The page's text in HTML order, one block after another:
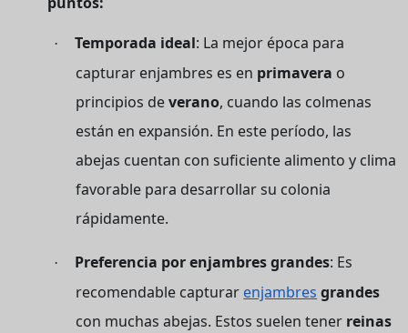
· Temporada ideal: La mejor época para
capturar enjambres es en primavera o
principios deverano, cuando las colmenas
están en expansión. En este período, las
abejas cuentan con suficiente alimento y clima
favorable para desarrollar su colonia
rápidamente.
· Preferencia por enjambres grandes: Es
recomendable capturar enjambres grandes
con muchas abejas. Estos suelen tener reinas